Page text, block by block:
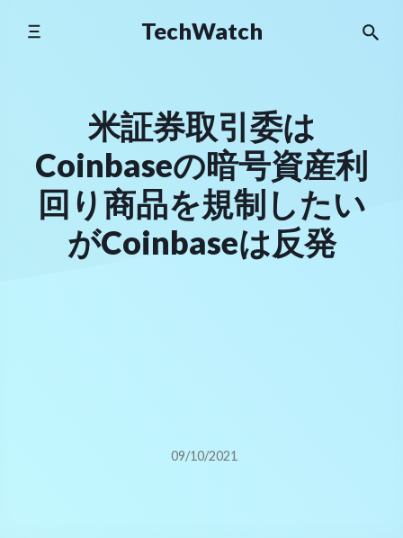
TechWatch
米証券取引委は
Coinbaseの暗号資産利
回り商品を規制したい
がCoinbaseは反発
09/10/2021